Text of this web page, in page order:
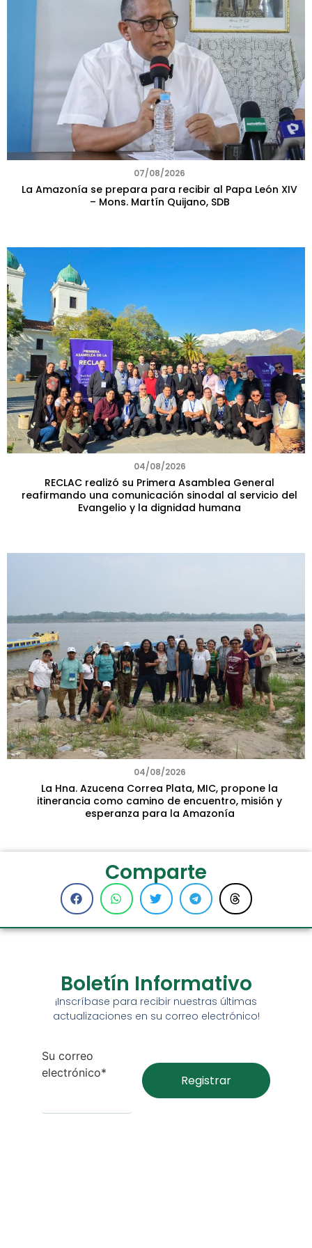
07/08/2026
La Amazonía se prepara para recibir al Papa León XIV
– Mons. Martín Quijano, SDB
04/08/2026
RECLAC realizó su Primera Asamblea General
reafirmando una comunicación sinodal al servicio del
Evangelio y la dignidad humana
04/08/2026
La Hna. Azucena Correa Plata, MIC, propone la
itinerancia como camino de encuentro, misión y
esperanza para la Amazonía
Comparte
Boletín Informativo
¡Inscríbase para recibir nuestras últimas
actualizaciones en su correo electrónico!
Su correo
electrónico*